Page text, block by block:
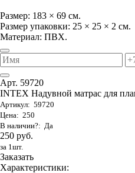
Размер: 183 × 69 см.
Размер упаковки: 25 × 25 × 2 см.
Материал: ПВХ.
Арт. 59720
INTEX Надувной матрас для
Артикул: 59720
Цена: 250
В наличии?: Да
250 руб.
за 1шт.
Заказать
Характеристики: